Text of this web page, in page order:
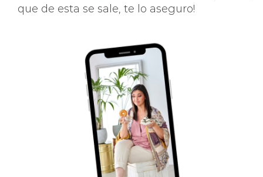
que de esta se sale, te lo aseguro!